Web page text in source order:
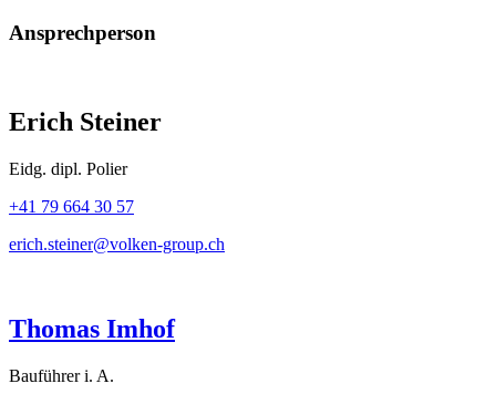
Ansprechperson
Erich Steiner
Eidg. dipl. Polier
+41 79 664 30 57
erich.steiner@volken-group.ch
Thomas Imhof
Bauführer i. A.